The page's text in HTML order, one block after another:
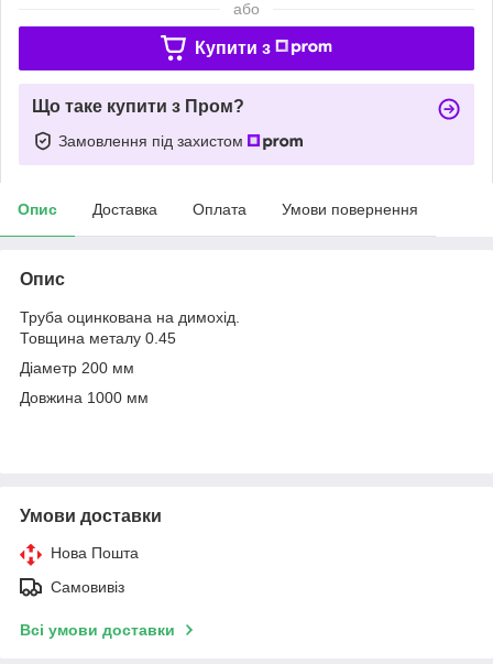
або
Купити з
Що таке купити з Пром?
Замовлення під захистом
Опис Доставка Оплата Умови повернення
Опис
Труба оцинкована на димохід.
Товщина металу 0.45
Діаметр 200 мм
Довжина 1000 мм
Умови доставки
Нова Пошта
Самовивіз
Всі умови доставки